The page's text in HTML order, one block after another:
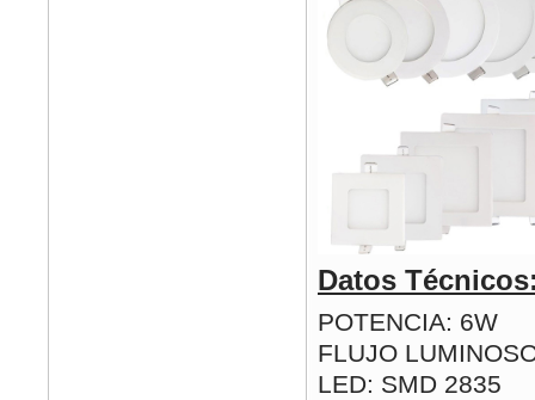
Datos
POTENCIA: 6W
FLUJO
LED: SMD 2835